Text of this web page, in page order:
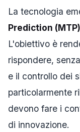
La tecnologia
Prediction (MTP)
L'obiettivo è
rispondere,
e il controllo dei
particolarmente
devono fare i
di innovazione.